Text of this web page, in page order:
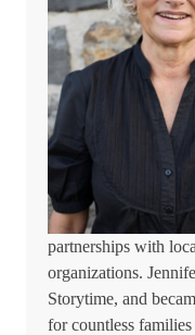
partnerships with
organizations.
Storytime, and
for countless